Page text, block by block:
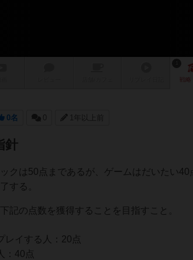
戦略
0名 0 1年以上前
針
クは50点まであるが、ゲームはだいたい
する。
記の点数を獲得することを目指すこと。
レイする人：20点
：40点